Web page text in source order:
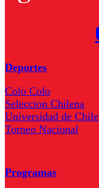
Deportes
Colo Colo
Seleccion Chilena
Universidad de Chile
Torneo Nacional
Programas